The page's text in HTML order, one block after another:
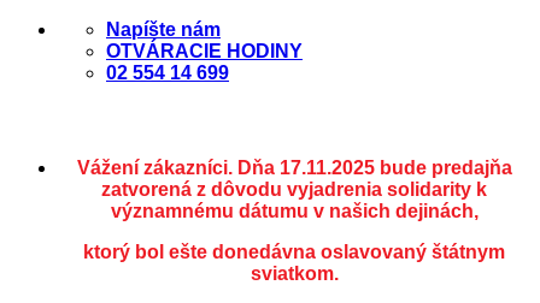
Skip
Napíšte nám
OTVÁRACIE HODINY
02 554 14 699
Vážení zákazníci. Dňa 17.11.2025 bude predajňa
zatvorená z dôvodu vyjadrenia solidarity k
významnému dátumu v našich dejinách,
ktorý bol ešte donedávna oslavovaný štátnym
sviatkom.